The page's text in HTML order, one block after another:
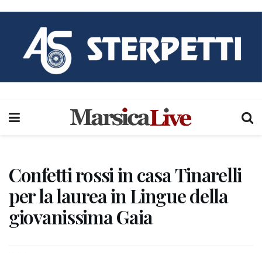
Confetti rossi in casa Tinarelli
per la laurea in Lingue della
giovanissima Gaia